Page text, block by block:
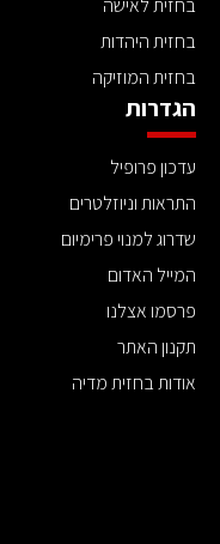
בחזית לאישה
בחזית היהדות
בחזית המוזיקה
הגדרות
עדכון פרופיל
התראות וניוזלטרים
שדרוג למנוי פרימיום
המייל האדום
פרסמו אצלנו
תקנון האתר
אודות בחזית מדיה